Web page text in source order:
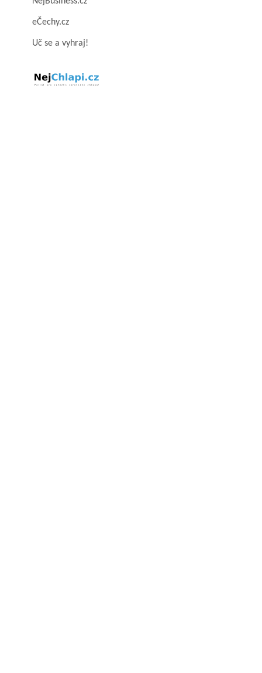
eČechy.cz
Uč se a vyhraj!